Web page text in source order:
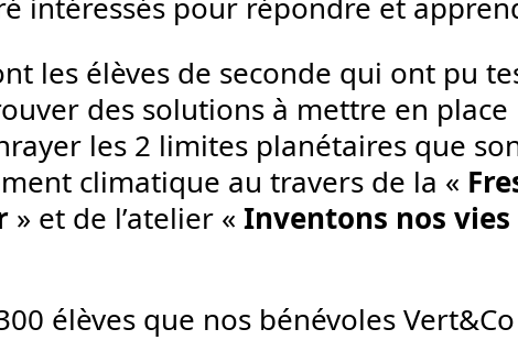
les élèves de seconde qui ont pu
des solutions à mettre en place
les 2 limites planétaires que
climatique au travers de la «
» et de l’atelier «Inventons nos vies
élèves que nos bénévoles